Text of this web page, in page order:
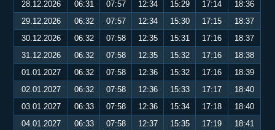
28.12.2026
06:31 07:57 12:34 15:29 17:14
18:36
29.12.2026
06:32 07:57 12:34 15:30 17:15
18:37
30.12.2026
06:32 07:58 12:35 15:31 17:16
18:37
31.12.2026
06:32 07:58 12:35 15:32 17:16
18:38
01.01.2027
06:32 07:58 12:36 15:32 17:16
18:39
02.01.2027
06:32 07:58 12:36 15:33 17:17
18:40
03.01.2027
06:33 07:58 12:36 15:34 17:18
18:40
04.01.2027
06:33 07:58 12:37 15:35 17:19
18:41